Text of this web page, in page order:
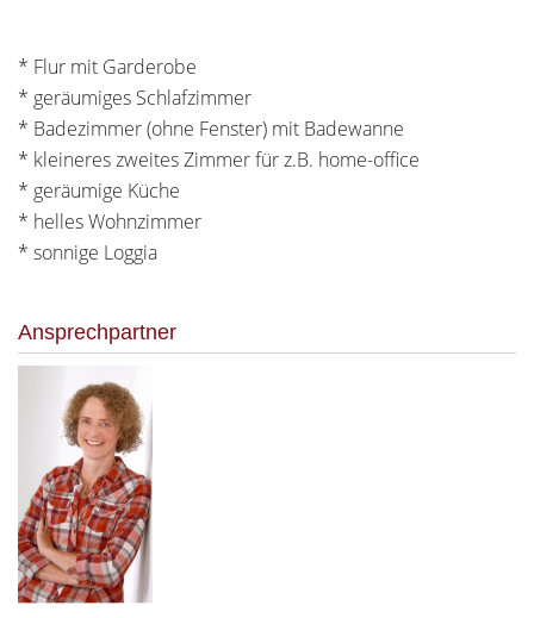
* Flur mit Garderobe
* geräumiges Schlafzimmer
* Badezimmer (ohne Fenster) mit Badewanne
* kleineres zweites Zimmer für z.B. home-office
* geräumige Küche
* helles Wohnzimmer
* sonnige Loggia
Ansprechpartner